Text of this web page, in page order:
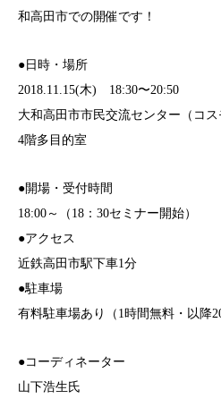
和高田市での開催です！
●日時・場所
2018.11.15(木) 18:30〜20:50
大和高田市市民交流センター（コス
4階多目的室
●開場・受付時間
18:00～（18：30セミナー開始）
●アクセス
近鉄高田市駅下車1分
●駐車場
有料駐車場あり（1時間無料・以降
●コーディネーター
山下浩生氏